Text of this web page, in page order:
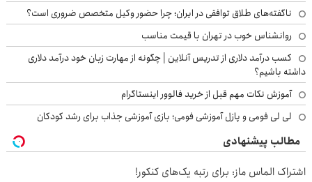
ناگفته‌های طلاق توافقی در ایران؛ چرا حضور وکیل متخصص ضروری است؟
روانشناس خوب در تهران با قیمت مناسب
کسب درآمد دلاری از تدریس آنلاین | چگونه از مهارت زبان خود درآمد دلاری
داشته باشیم؟
آموزش نکات مهم قبل از خرید فالوور اینستاگرام
لی لی فومی و پازل آموزشی فومی؛ بازی آموزشی جذاب برای رشد کودکان
مطالب پیشنهادی
اشتراک الماس ماز: برای رتبه یک‌های کنکور!